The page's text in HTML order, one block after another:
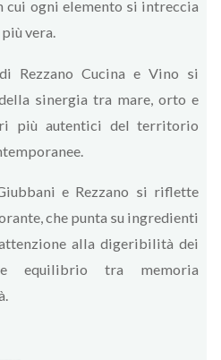
cui ogni elemento si intreccia
vera.
Rezzano Cucina e Vino si
sinergia tra mare, orto e
più autentici del territorio
e Rezzano si riflette
che punta su ingredienti
alla digeribilità dei
equilibrio tra memoria